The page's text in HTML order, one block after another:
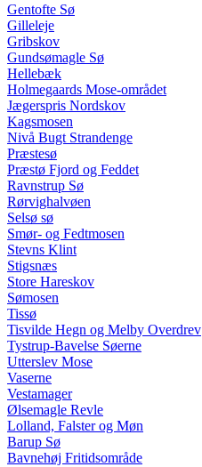
Gentofte Sø
Gilleleje
Gribskov
Gundsømagle Sø
Hellebæk
Holmegaards Mose-området
Jægerspris Nordskov
Kagsmosen
Nivå Bugt Strandenge
Præstesø
Præstø Fjord og Feddet
Ravnstrup Sø
Rørvighalvøen
Selsø sø
Smør- og Fedtmosen
Stevns Klint
Stigsnæs
Store Hareskov
Sømosen
Tissø
Tisvilde Hegn og Melby Overdrev
Tystrup-Bavelse Søerne
Utterslev Mose
Vaserne
Vestamager
Ølsemagle Revle
Lolland, Falster og Møn
Barup Sø
Bavnehøj Fritidsområde